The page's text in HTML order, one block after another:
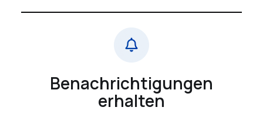
Benachrichtigungen
erhalten